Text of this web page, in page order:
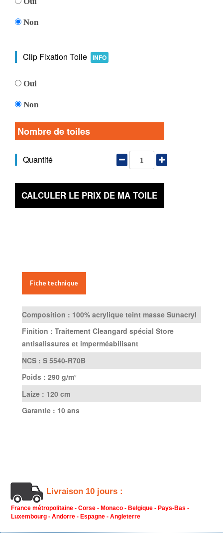
Non
Clip Fixation Toile INFO
Oui
Non
Nombre de toiles
Quantité
CALCULER LE PRIX DE MA TOILE
Fiche technique
Composition : 100% acrylique teint masse Sunacryl
Finition : Traitement Cleangard spécial Store
antisalissures et imperméabilisant
NCS : S 5540-R70B
Poids : 290 g/m²
Laize : 120 cm
Garantie : 10 ans
Livraison 10 jours :
France métropolitaine - Corse - Monaco - Belgique - Pays-Bas -
Luxembourg - Andorre - Espagne - Angleterre